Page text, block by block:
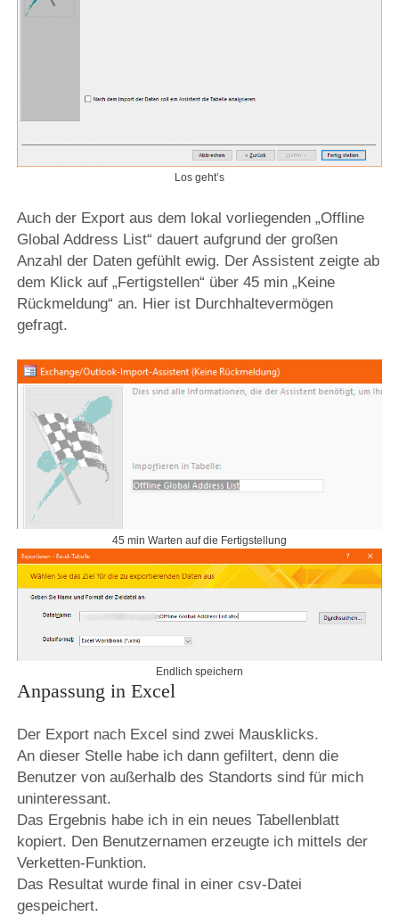
Los geht’s
Auch der Export aus dem lokal vorliegenden „Offline
Global Address List“ dauert aufgrund der großen
Anzahl der Daten gefühlt ewig. Der Assistent zeigte ab
dem Klick auf „Fertigstellen“ über 45 min „Keine
Rückmeldung“ an. Hier ist Durchhaltevermögen
gefragt.
45 min Warten auf die Fertigstellung
Endlich speichern
Anpassung in Excel
Der Export nach Excel sind zwei Mausklicks.
An dieser Stelle habe ich dann gefiltert, denn die
Benutzer von außerhalb des Standorts sind für mich
uninteressant.
Das Ergebnis habe ich in ein neues Tabellenblatt
kopiert. Den Benutzernamen erzeugte ich mittels der
Verketten-Funktion.
Das Resultat wurde final in einer csv-Datei
gespeichert.